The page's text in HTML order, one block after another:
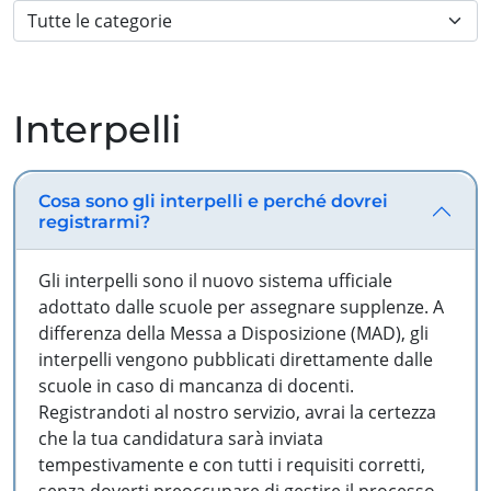
Interpelli
Cosa sono gli interpelli e perché dovrei
registrarmi?
Gli interpelli sono il nuovo sistema ufficiale
adottato dalle scuole per assegnare supplenze. A
differenza della Messa a Disposizione (MAD), gli
interpelli vengono pubblicati direttamente dalle
scuole in caso di mancanza di docenti.
Registrandoti al nostro servizio, avrai la certezza
che la tua candidatura sarà inviata
tempestivamente e con tutti i requisiti corretti,